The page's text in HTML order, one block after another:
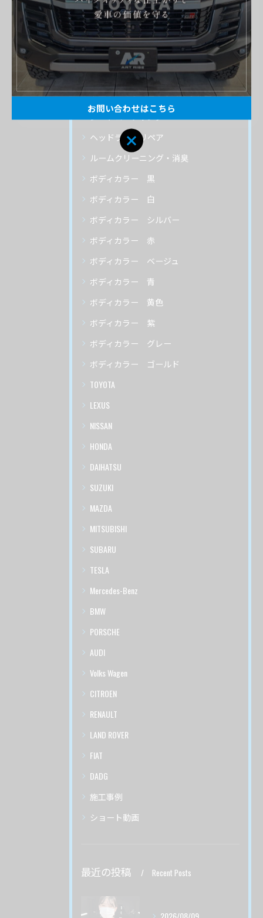
YOUTUBE解説
ボディ磨き・コーティング
新車コーティング
ボディ磨き・コーティング・ヘッドライトリペア
ボディ磨き・コーティング・ルームクリーニング
シートコーティング
ヘッドライトリペア
ルームクリーニング・消臭
ボディカラー 黒
ボディカラー 白
ボディカラー シルバー
ボディカラー 赤
ボディカラー ベージュ
ボディカラー 青
ボディカラー 黄色
ボディカラー 紫
ボディカラー グレー
ボディカラー ゴールド
TOYOTA
LEXUS
NISSAN
HONDA
DAIHATSU
SUZUKI
MAZDA
MITSUBISHI
SUBARU
TESLA
Mercedes-Benz
BMW
PORSCHE
AUDI
Volks Wagen
CITROEN
RENAULT
LAND ROVER
FIAT
DADG
施工事例
ショート動画
最近の投稿 Recent Posts
お問い合わせはこちら